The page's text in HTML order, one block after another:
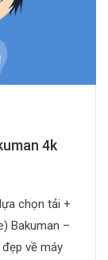
4k
chọn tải +
Bakuman –
về máy